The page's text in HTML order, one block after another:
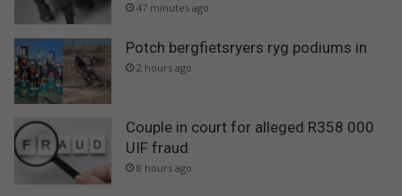
47 minutes ago
Potch bergfietsryers ryg podiums in
2 hours ago
Couple in court for alleged R358 000
UIF fraud
8 hours ago